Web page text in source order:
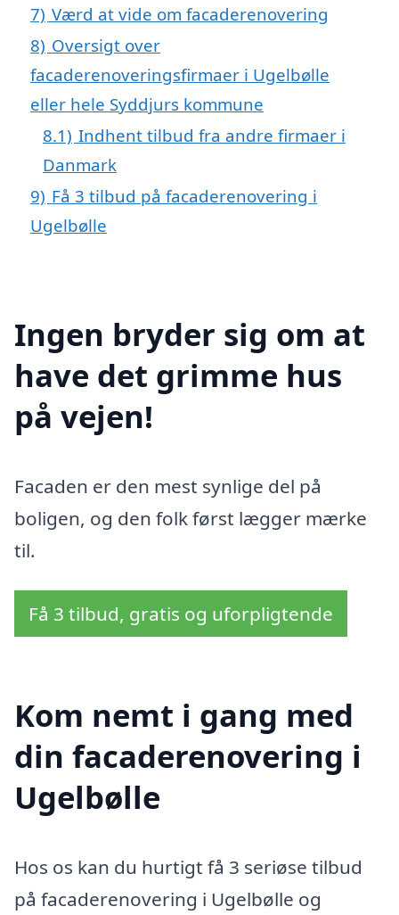
7) Værd at vide om facaderenovering
8) Oversigt over
facaderenoveringsfirmaer i Ugelbølle
eller hele Syddjurs kommune
8.1) Indhent tilbud fra andre firmaer i
Danmark
9) Få 3 tilbud på facaderenovering i
Ugelbølle
Ingen bryder sig om at
have det grimme hus
på vejen!
Facaden er den mest synlige del på
boligen, og den folk først lægger mærke
til.
Få 3 tilbud, gratis og uforpligtende
Kom nemt i gang med
din facaderenovering i
Ugelbølle
Hos os kan du hurtigt få 3 seriøse tilbud
på facaderenovering i Ugelbølle og